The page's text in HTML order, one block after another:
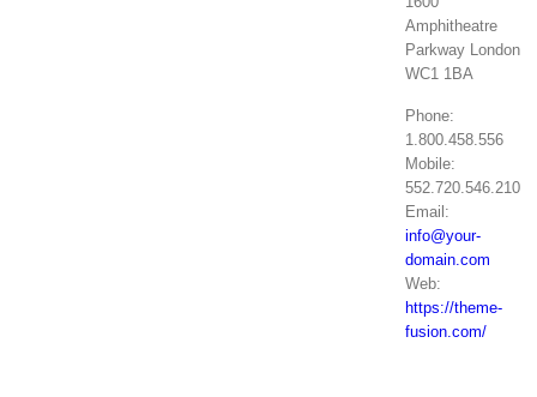
Amphitheatre
Parkway London
WC1 1BA
Phone:
1.800.458.556
Mobile:
552.720.546.210
Email:
info@your-
domain.com
Web:
https://theme-
fusion.com/